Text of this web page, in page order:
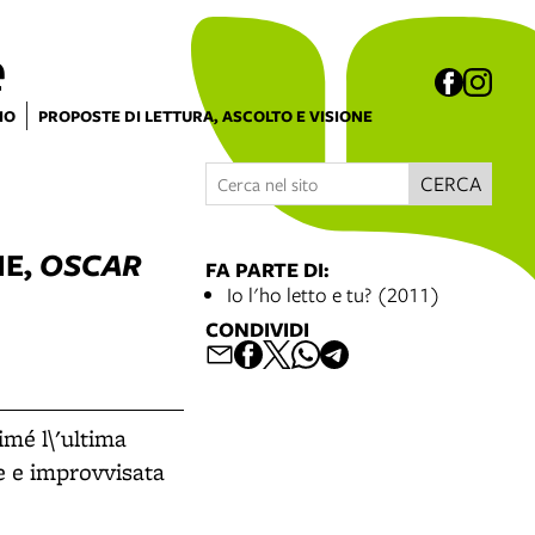
PROPOSTE DI LETTURA, ASCOLTO E VISIONE
CERCA
OSCAR
l\'ultima
e improvvisata
FA PARTE DI:
Io l'ho letto e tu? (2011)
CONDIVIDI